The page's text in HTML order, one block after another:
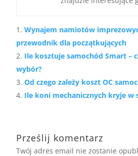
Wynajem namiotów
przewodnik dla początkujących
Ile kosztuje samochód Smart –
wybór?
Od czego zależy koszt OC
Ile koni mechanicznych kryje w
Prześlij komentarz
Twój adres email nie zostanie